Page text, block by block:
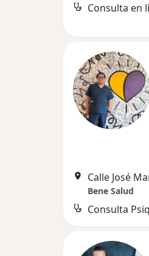
Consulta en
Calle José
Bene Salud
Consulta